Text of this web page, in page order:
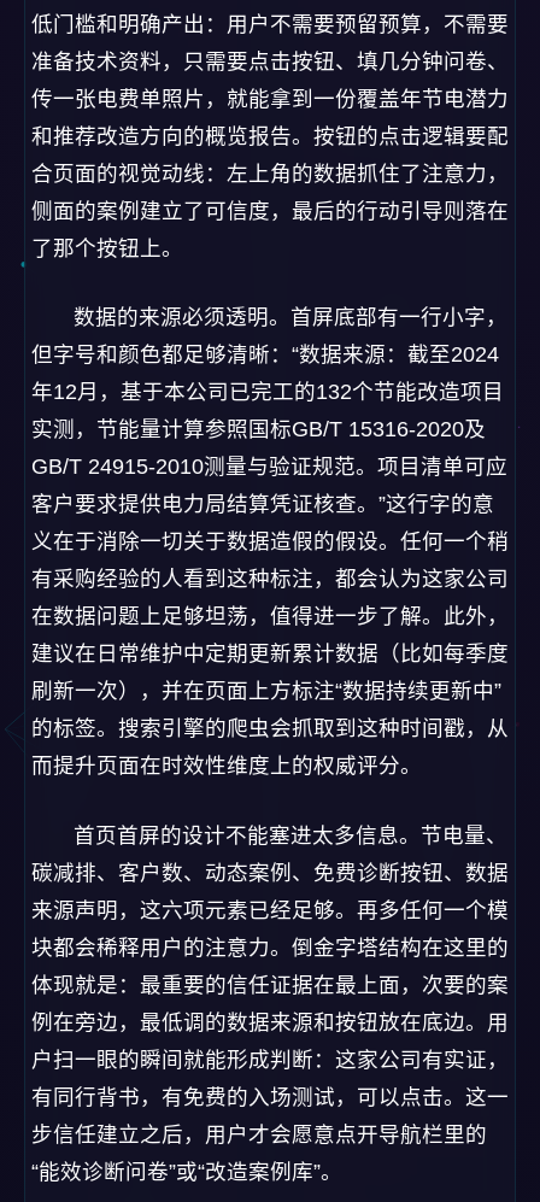
低门槛和明确产出：用户不需要预留预算，不需要
准备技术资料，只需要点击按钮、填几分钟问卷、
传一张电费单照片，就能拿到一份覆盖年节电潜力
和推荐改造方向的概览报告。按钮的点击逻辑要配
合页面的视觉动线：左上角的数据抓住了注意力，
侧面的案例建立了可信度，最后的行动引导则落在
了那个按钮上。
数据的来源必须透明。首屏底部有一行小字，
但字号和颜色都足够清晰：“数据来源：截至2024
年12月，基于本公司已完工的132个节能改造项目
实测，节能量计算参照国标GB/T 15316-2020及
GB/T 24915-2010测量与验证规范。项目清单可应
客户要求提供电力局结算凭证核查。”这行字的意
义在于消除一切关于数据造假的假设。任何一个稍
有采购经验的人看到这种标注，都会认为这家公司
在数据问题上足够坦荡，值得进一步了解。此外，
建议在日常维护中定期更新累计数据（比如每季度
刷新一次），并在页面上方标注“数据持续更新中”
的标签。搜索引擎的爬虫会抓取到这种时间戳，从
而提升页面在时效性维度上的权威评分。
首页首屏的设计不能塞进太多信息。节电量、
碳减排、客户数、动态案例、免费诊断按钮、数据
来源声明，这六项元素已经足够。再多任何一个模
块都会稀释用户的注意力。倒金字塔结构在这里的
体现就是：最重要的信任证据在最上面，次要的案
例在旁边，最低调的数据来源和按钮放在底边。用
户扫一眼的瞬间就能形成判断：这家公司有实证，
有同行背书，有免费的入场测试，可以点击。这一
步信任建立之后，用户才会愿意点开导航栏里的
“能效诊断问卷”或“改造案例库”。